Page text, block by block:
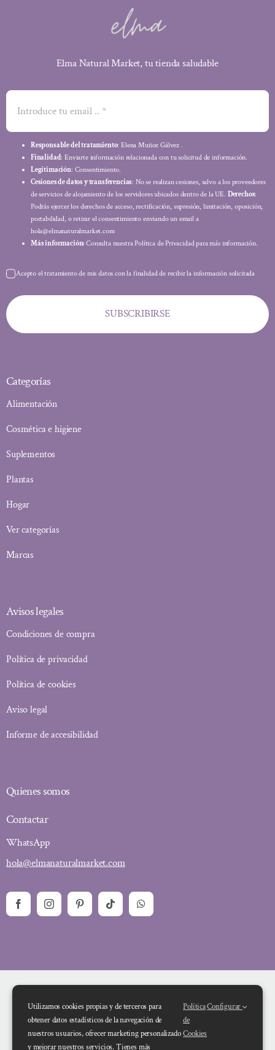
Elma Natural Market, tu tienda saludable
Responsable del tratamiento: Elena Muñoz Gálvez .
Finalidad: Enviarte información relacionada con tu solicitud de información.
Legitimación: Consentimiento.
Cesiones de datos y transferencias: No se realizan cesiones, salvo a los proveedores
de servicios de alojamiento de los servidores ubicados dentro de la UE. Derechos:
Podrás ejercer los derechos de acceso, rectificación, supresión, limitación, oposición,
portabilidad, o retirar el consentimiento enviando un email a
hola@elmanaturalmarket.com
Más información: Consulta nuestra Política de Privacidad para más información.
Acepto el tratamiento de mis datos con la finalidad de recibir la información solicitada
SUBSCRIBIRSE
Categorías
Alimentación
Cosmética e higiene
Suplementos
Plantas
Hogar
Ver categorías
Marcas
Avisos legales
Condiciones de compra
Política de privacidad
Política de cookies
Aviso legal
Informe de accesibilidad
Quienes somos
Contactar
WhatsApp
hola@elmanaturalmarket.com
Utilizamos cookies propias y de terceros para
obtener datos estadísticos de la navegación de
nuestros usuarios, ofrecer marketing personalizado
y mejorar nuestros servicios. Tienes más
Política
de
Cookies
Configurar